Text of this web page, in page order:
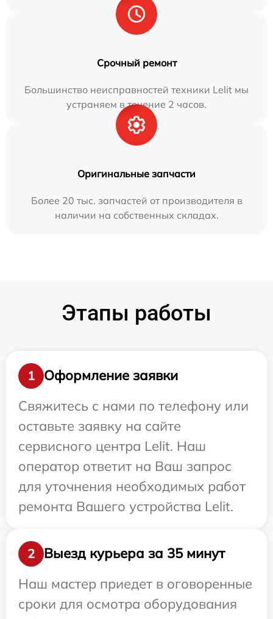
Срочный ремонт
Большинство неисправностей техники Lelit мы
устраняем в течение 2 часов.
Оригинальные запчасти
Более 20 тыс. запчастей от производителя в
наличии на собственных складах.
Этапы работы
1
Оформление заявки
Свяжитесь с нами по телефону или
оставьте заявку на сайте
сервисного центра Lelit. Наш
оператор ответит на Ваш запрос
для уточнения необходимых работ
ремонта Вашего устройства Lelit.
2
Выезд курьера за 35 минут
Наш мастер приедет в оговоренные
сроки для осмотра оборудования